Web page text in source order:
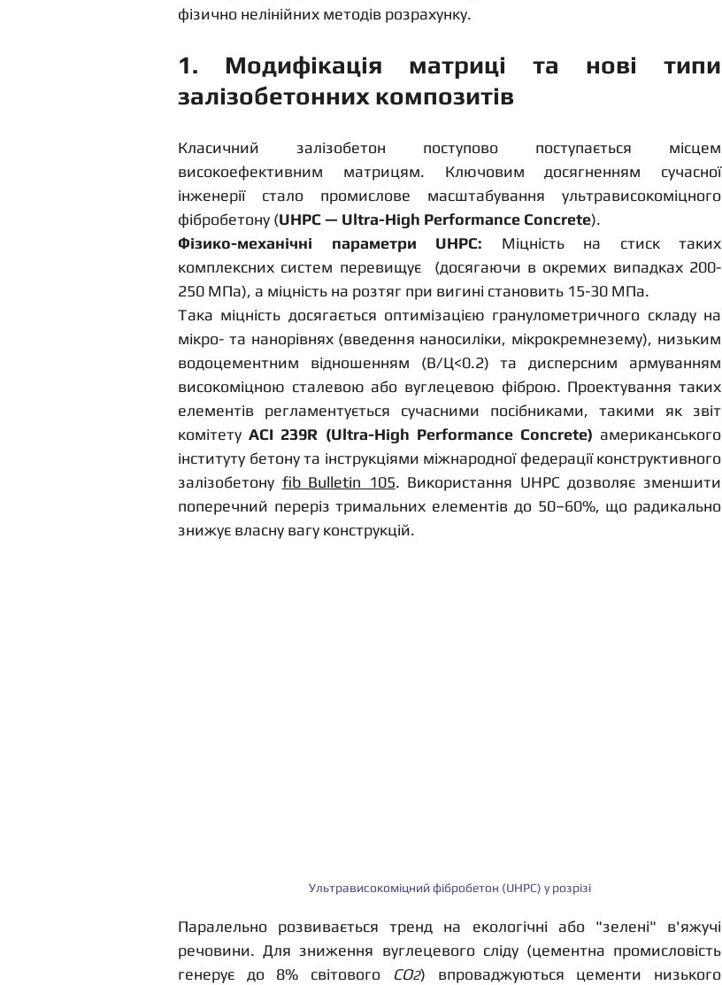
фізично нелінійних методів розрахунку.
1. Модифікація матриці та нові типи
залізобетонних композитів
Класичний залізобетон поступово поступається місцем
високоефективним матрицям. Ключовим досягненням сучасної
інженерії стало промислове масштабування ультрависокоміцного
фібробетону (UHPC — Ultra-High Performance Concrete).
Фізико-механічні параметри UHPC: Міцність на стиск таких
комплексних систем перевищує  (досягаючи в окремих випадках 200-
250 МПа), а міцність на розтяг при вигині становить 15-30 МПа.
Така міцність досягається оптимізацією гранулометричного складу на
мікро- та нанорівнях (введення наносиліки, мікрокремнезему), низьким
водоцементним відношенням (В/Ц<0.2) та дисперсним армуванням
високоміцною сталевою або вуглецевою фіброю. Проектування таких
елементів регламентується сучасними посібниками, такими як звіт
комітету ACI 239R (Ultra-High Performance Concrete) американського
інституту бетону та інструкціями міжнародної федерації конструктивного
залізобетону fib Bulletin 105. Використання UHPC дозволяє зменшити
поперечний переріз тримальних елементів до 50–60%, що радикально
знижує власну вагу конструкцій.
Ультрависокоміцний фібробетон (UHPC) у розрізі
Паралельно розвивається тренд на екологічні або "зелені" в'яжучі
речовини. Для зниження вуглецевого сліду (цементна промисловість
генерує до 8% світового CO2) впроваджуються цементи низького